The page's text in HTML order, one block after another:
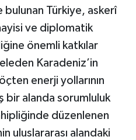
Türkiye, askerî
ve diplomatik
önemli katkılar
Karadeniz’in
enerji yollarının
bir alanda sorumluluk
düzenlenen
uluslararası alandaki